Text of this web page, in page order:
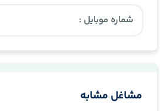
شماره موبایل :
مشاغل مشابه